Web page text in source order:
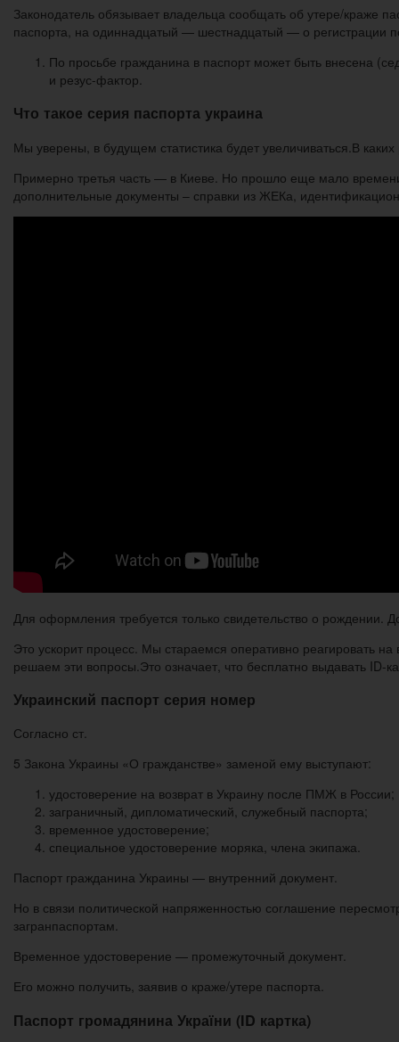
Законодатель обязывает владельца сообщать об утере/краже
паспорта, на одиннадцатый — шестнадцатый — о регистрации
По просьбе гражданина в паспорт может быть внесена
и резус-фактор.
Что такое серия паспорта украина
Мы уверены, в будущем статистика будет увеличиваться.В
Примерно третья часть — в Киеве. Но прошло еще мало
дополнительные документы – справки из ЖЕКа,
Для оформления требуется только свидетельство о рождении.
Это ускорит процесс. Мы стараемся оперативно реагировать
решаем эти вопросы.Это означает, что бесплатно выдавать
Украинский паспорт серия номер
Согласно ст.
5 Закона Украины «О гражданстве» заменой ему выступают:
удостоверение на возврат в Украину после ПМЖ в России;
заграничный, дипломатический, служебный паспорта;
временное удостоверение;
специальное удостоверение моряка, члена экипажа.
Паспорт гражданина Украины — внутренний документ.
Но в связи политической напряженностью соглашение
загранпаспортам.
Временное удостоверение — промежуточный документ.
Его можно получить, заявив о краже/утере паспорта.
Паспорт громадянина України (ID картка)